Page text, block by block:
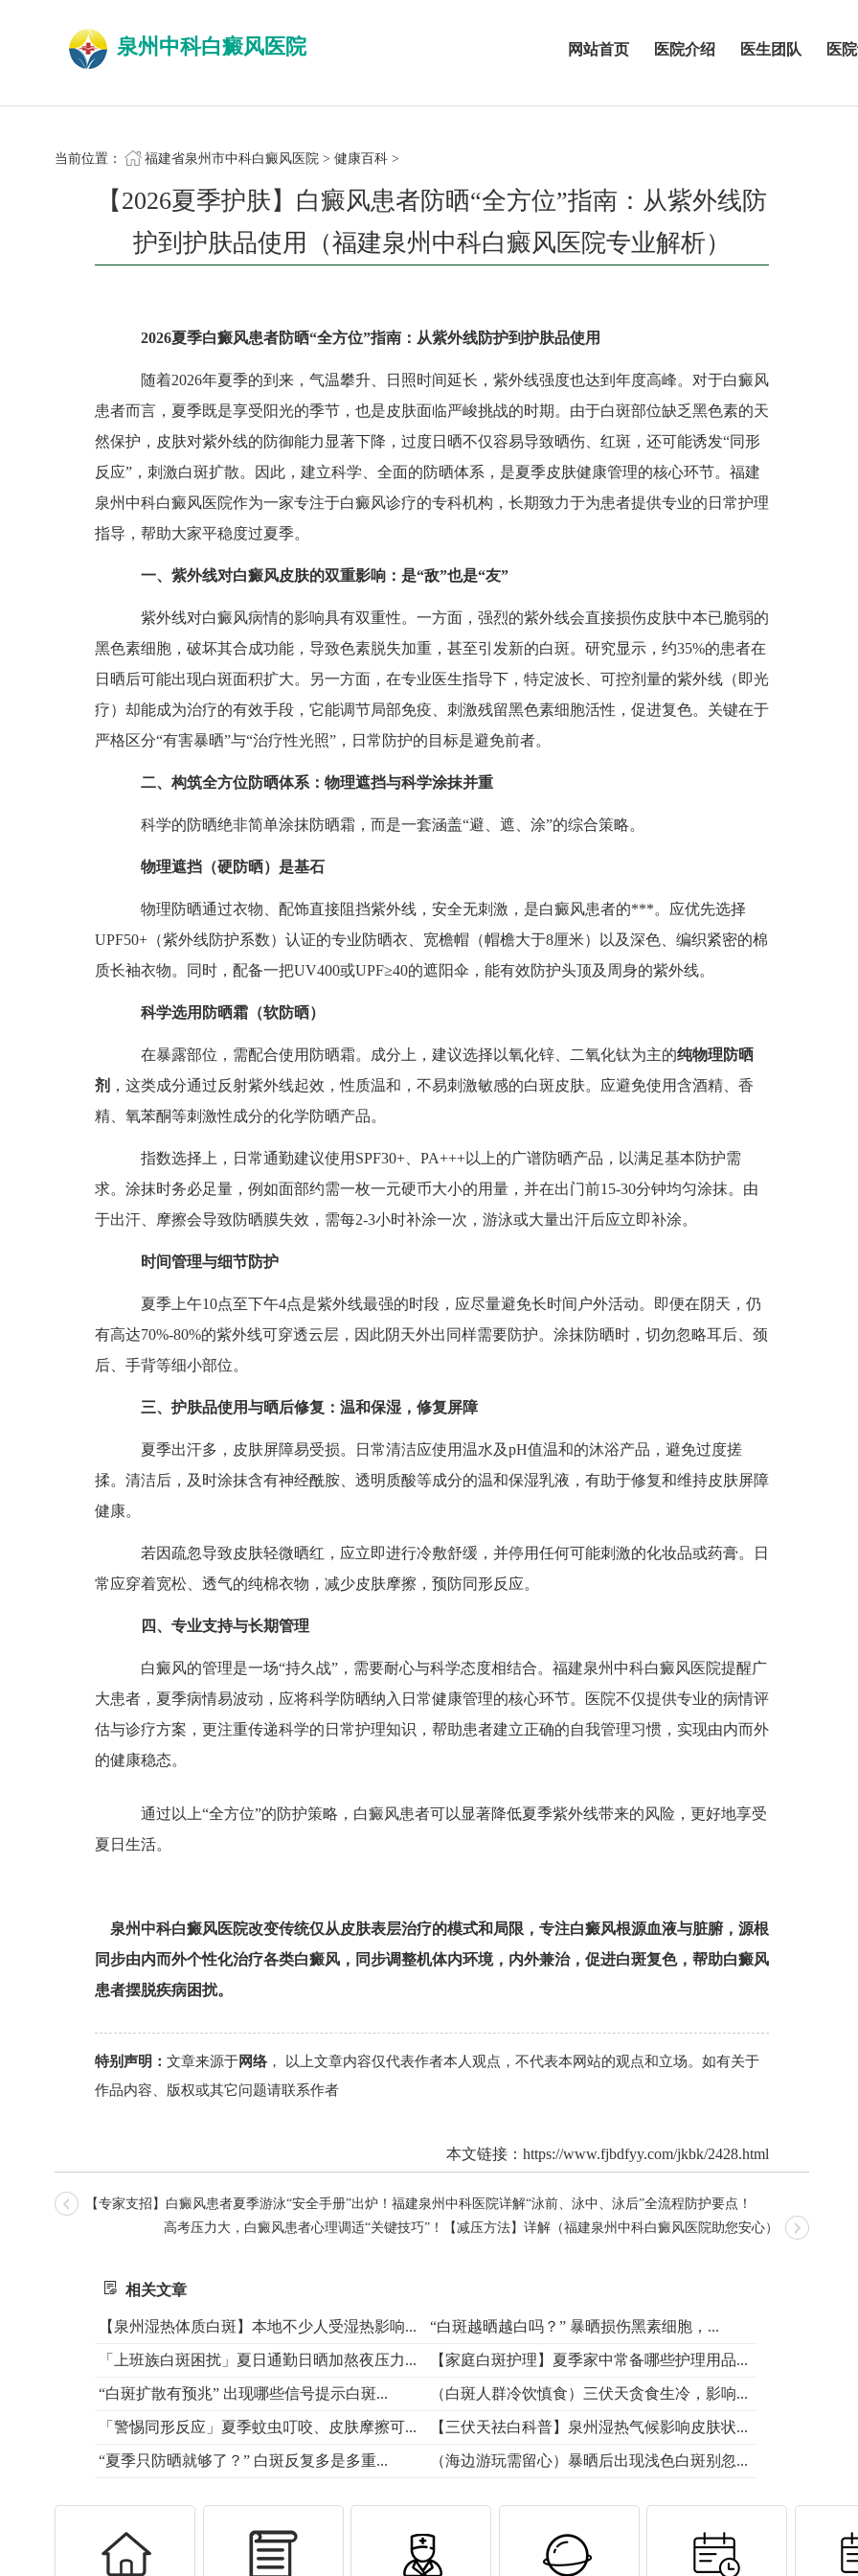
泉州中科白癜风医院 网站首页 医院介绍 医生团队 医
当前位置： 福建省泉州市中科白癜风医院 > 健康百科 >
【2026夏季护肤】白癜风患者防晒“全方位”指南：从紫外线防
护到护肤品使用（福建泉州中科白癜风医院专业解析）
2026夏季白癜风患者防晒“全方位”指南：从紫外线防护到护肤品使用
随着2026年夏季的到来，气温攀升、日照时间延长，紫外线强度也达到年度高峰。对于白癜风
患者而言，夏季既是享受阳光的季节，也是皮肤面临严峻挑战的时期。由于白斑部位缺乏黑色素的天
然保护，皮肤对紫外线的防御能力显著下降，过度日晒不仅容易导致晒伤、红斑，还可能诱发“同形
反应”，刺激白斑扩散。因此，建立科学、全面的防晒体系，是夏季皮肤健康管理的核心环节。福建
泉州中科白癜风医院作为一家专注于白癜风诊疗的专科机构，长期致力于为患者提供专业的日常护理
指导，帮助大家平稳度过夏季。
一、紫外线对白癜风皮肤的双重影响：是“敌”也是“友”
紫外线对白癜风病情的影响具有双重性。一方面，强烈的紫外线会直接损伤皮肤中本已脆弱的
黑色素细胞，破坏其合成功能，导致色素脱失加重，甚至引发新的白斑。研究显示，约35%的患者在
日晒后可能出现白斑面积扩大。另一方面，在专业医生指导下，特定波长、可控剂量的紫外线（即光
疗）却能成为治疗的有效手段，它能调节局部免疫、刺激残留黑色素细胞活性，促进复色。关键在于
严格区分“有害暴晒”与“治疗性光照”，日常防护的目标是避免前者。
二、构筑全方位防晒体系：物理遮挡与科学涂抹并重
科学的防晒绝非简单涂抹防晒霜，而是一套涵盖“避、遮、涂”的综合策略。
物理遮挡（硬防晒）是基石
物理防晒通过衣物、配饰直接阻挡紫外线，安全无刺激，是白癜风患者的***。应优先选择
UPF50+（紫外线防护系数）认证的专业防晒衣、宽檐帽（帽檐大于8厘米）以及深色、编织紧密的棉
质长袖衣物。同时，配备一把UV400或UPF≥40的遮阳伞，能有效防护头顶及周身的紫外线。
科学选用防晒霜（软防晒）
在暴露部位，需配合使用防晒霜。成分上，建议选择以氧化锌、二氧化钛为主的纯物理防晒
剂 ，这类成分通过反射紫外线起效，性质温和，不易刺激敏感的白斑皮肤。应避免使用含酒精、香
精、氧苯酮等刺激性成分的化学防晒产品。
指数选择上，日常通勤建议使用SPF30+、PA+++以上的广谱防晒产品，以满足基本防护需
求。涂抹时务必足量，例如面部约需一枚一元硬币大小的用量，并在出门前15-30分钟均匀涂抹。由
于出汗、摩擦会导致防晒膜失效，需每2-3小时补涂一次，游泳或大量出汗后应立即补涂。
时间管理与细节防护
夏季上午10点至下午4点是紫外线最强的时段，应尽量避免长时间户外活动。即便在阴天，仍
有高达70%-80%的紫外线可穿透云层，因此阴天外出同样需要防护。涂抹防晒时，切勿忽略耳后、颈
后、手背等细小部位。
三、护肤品使用与晒后修复：温和保湿，修复屏障
夏季出汗多，皮肤屏障易受损。日常清洁应使用温水及pH值温和的沐浴产品，避免过度搓
揉。清洁后，及时涂抹含有神经酰胺、透明质酸等成分的温和保湿乳液，有助于修复和维持皮肤屏障
健康。
若因疏忽导致皮肤轻微晒红，应立即进行冷敷舒缓，并停用任何可能刺激的化妆品或药膏。日
常应穿着宽松、透气的纯棉衣物，减少皮肤摩擦，预防同形反应。
四、专业支持与长期管理
白癜风的管理是一场“持久战”，需要耐心与科学态度相结合。福建泉州中科白癜风医院提醒广
大患者，夏季病情易波动，应将科学防晒纳入日常健康管理的核心环节。医院不仅提供专业的病情评
估与诊疗方案，更注重传递科学的日常护理知识，帮助患者建立正确的自我管理习惯，实现由内而外
的健康稳态。
通过以上“全方位”的防护策略，白癜风患者可以显著降低夏季紫外线带来的风险，更好地享受
夏日生活。
泉州中科白癜风医院改变传统仅从皮肤表层治疗的模式和局限，专注白癜风根源血液与脏腑，源根
同步由内而外个性化治疗各类白癜风，同步调整机体内环境，内外兼治，促进白斑复色，帮助白癜风
患者摆脱疾病困扰。
特别声明： 文章来源于网络， 以上文章内容仅代表作者本人观点，不代表本网站的观点和立场。如有关于
作品内容、版权或其它问题请联系作者
本文链接： https://www.fjbdfyy.com/jkbk/2428.html
【专家支招】白癜风患者夏季游泳“安全手册”出炉！福建泉州中科医院详解“泳前、泳中、泳后”全流程防护要点！
高考压力大，白癜风患者心理调适“关键技巧”！【减压方法】详解（福建泉州中科白癜风医院助您安心）
相关文章
【泉州湿热体质白斑】本地不少人受湿热影响... “白斑越晒越白吗？” 暴晒损伤黑素细胞，...
「上班族白斑困扰」夏日通勤日晒加熬夜压力... 【家庭白斑护理】夏季家中常备哪些护理用品...
“白斑扩散有预兆” 出现哪些信号提示白斑... （白斑人群冷饮慎食）三伏天贪食生冷，影响...
「警惕同形反应」夏季蚊虫叮咬、皮肤摩擦可... 【三伏天祛白科普】泉州湿热气候影响皮肤状...
“夏季只防晒就够了？” 白斑反复多是多重... （海边游玩需留心）暴晒后出现浅色白斑别忽...